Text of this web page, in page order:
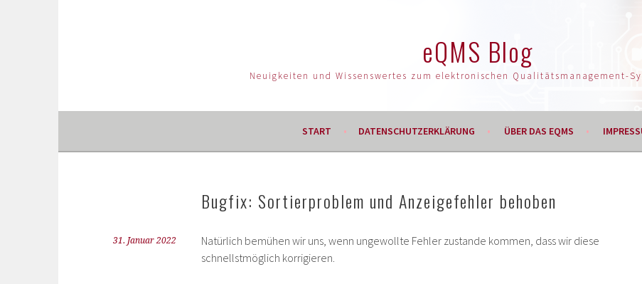
eQMS Blog
Neuigkeiten und Wissenswertes zum elektronischen Qualitätsmanagement-
START DATENSCHUTZERKLÄRUNG ÜBER DAS EQMS
Bugfix: Sortierproblem und Anzeigefehler behoben
31. Januar 2022
Natürlich bemühen wir uns, wenn ungewollte Fehler zustande kommen, dass wir diese
schnellstmöglich korrigieren.